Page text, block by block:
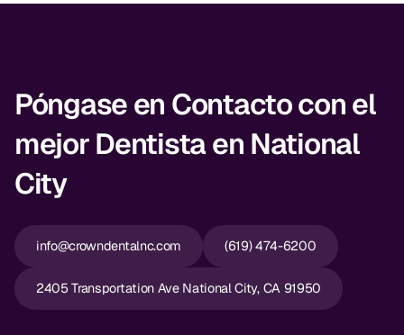
Póngase en Contacto con el
mejor Dentista en National
City
info@crowndentalnc.com (619) 474-6200
2405 Transportation Ave National City, CA 91950